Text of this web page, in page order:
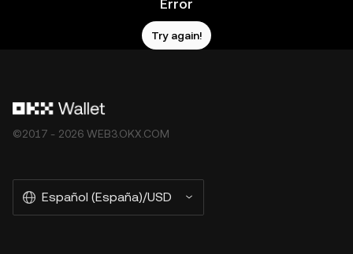
Error
Try again!
©2017 - 2026 WEB3.OKX.COM
Español (España)/USD